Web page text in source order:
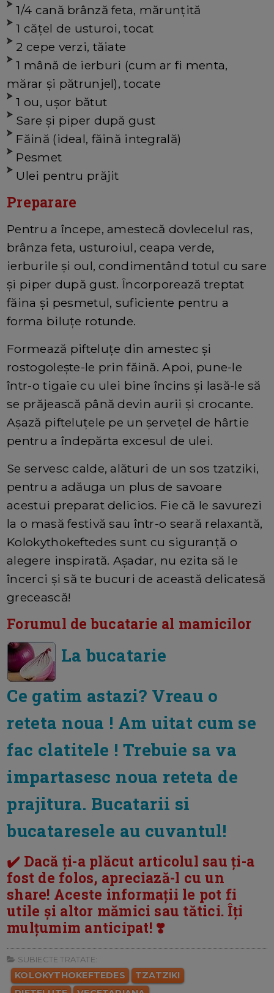
1/4 cană brânză feta, mărunțită
1 cățel de usturoi, tocat
2 cepe verzi, tăiate
1 mână de ierburi (cum ar fi menta,
mărar și pătrunjel), tocate
1 ou, ușor bătut
Sare și piper după gust
Făină (ideal, făină integrală)
Pesmet
Ulei pentru prăjit
Preparare
Pentru a începe, amestecă dovlecelul ras,
brânza feta, usturoiul, ceapa verde,
ierburile și oul, condimentând totul cu sare
și piper după gust. Încorporează treptat
făina și pesmetul, suficiente pentru a
forma biluțe rotunde.
Formează pifteluțe din amestec și
rostogolește-le prin făină. Apoi, pune-le
într-o tigaie cu ulei bine încins și lasă-le să
se prăjească până devin aurii și crocante.
Așază pifteluțele pe un șervețel de hârtie
pentru a îndepărta excesul de ulei.
Se servesc calde, alături de un sos tzatziki,
pentru a adăuga un plus de savoare
acestui preparat delicios. Fie că le savurezi
la o masă festivă sau într-o seară relaxantă,
Kolokythokeftedes sunt cu siguranță o
alegere inspirată. Așadar, nu ezita să le
încerci și să te bucuri de această delicatesă
grecească!
Forumul de bucatarie al mamicilor
La bucatarie
Ce gatim astazi? Vreau o
reteta noua ! Am uitat cum se
fac clatitele ! Trebuie sa va
impartasesc noua reteta de
prajitura. Bucatarii si
bucataresele au cuvantul!
✔️ Dacă ți-a plăcut articolul sau ți-a
fost de folos, apreciază-l cu un
share! Aceste informații le pot fi
utile și altor mămici sau tătici. Îți
mulțumim anticipat! ❣️
SUBIECTE TRATATE:
KOLOKYTHOKEFTEDES
TZATZIKI